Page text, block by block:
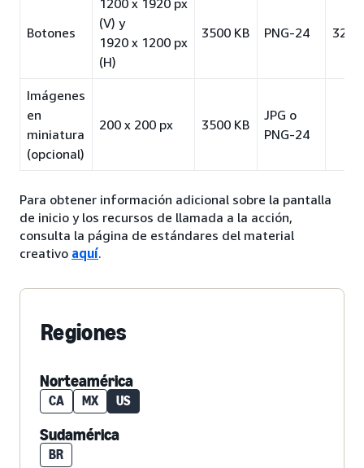
Botones
1200 x 1920 px
(V) y
1920 x 1200 px
(H)
3500 KB PNG-24 32
Imágenes
en
miniatura
(opcional)
200 x 200 px 3500 KB
JPG o
PNG-24
Para obtener información adicional sobre la pantalla
de inicio y los recursos de llamada a la acción,
consulta la página de estándares del material
creativo aquí.
Regiones
Norteamérica
CA MX US
Sudamérica
BR